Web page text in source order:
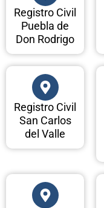
Registro Civil
Puebla de
Don Rodrigo
Registro Civil
San Carlos
del Valle